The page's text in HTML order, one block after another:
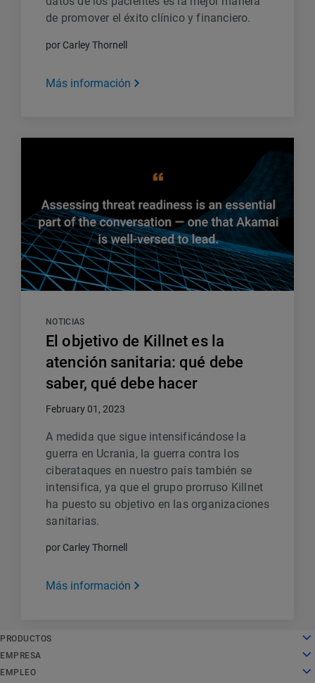
de promover el éxito clínico y financiero.
por Carley Thornell
Más información
NOTICIAS
El objetivo de Killnet es la
atención sanitaria: qué debe
saber, qué debe hacer
February 01, 2023
A medida que sigue intensificándose la
guerra en Ucrania, la guerra contra los
ciberataques en nuestro país también se
intensifica, ya que el grupo prorruso Killnet
ha puesto su objetivo en las organizaciones
sanitarias.
por Carley Thornell
Más información
PRODUCTOS
Cloud computing
Seguridad
EMPRESA
Sobre nosotros
EMPLEO
English
Deutsch
Español